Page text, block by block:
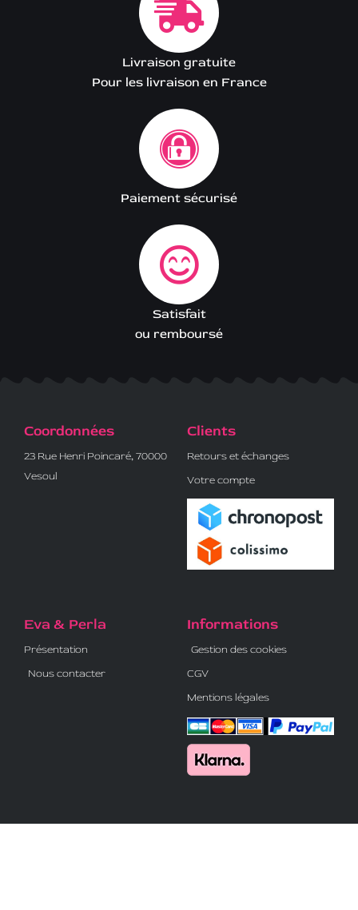
Livraison gratuite
Pour les livraison en France
Paiement sécurisé
Satisfait
ou remboursé
Coordonnées
23 Rue Henri Poincaré, 70000
Vesoul
Clients
Retours et échanges
Votre compte
Eva & Perla
Présentation
Nous contacter
Informations
Gestion des cookies
CGV
Mentions légales